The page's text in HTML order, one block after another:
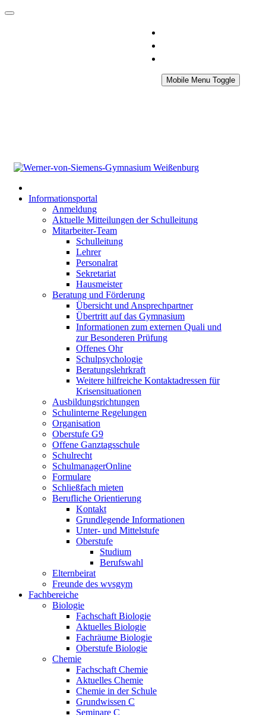
Mobile Menu Toggle
Informationsportal
Anmeldung
Aktuelle Mitteilungen der Schulleitung
Mitarbeiter-Team
Schulleitung
Lehrer
Personalrat
Sekretariat
Hausmeister
Beratung und Förderung
Übersicht und Ansprechpartner
Übertritt auf das Gymnasium
Informationen zum externen Quali und
zur Besonderen Prüfung
Offenes Ohr
Schulpsychologie
Beratungslehrkraft
Weitere hilfreiche Kontaktadressen für
Krisensituationen
Ausbildungsrichtungen
Schulinterne Regelungen
Organisation
Oberstufe G9
Offene Ganztagsschule
Schulrecht
SchulmanagerOnline
Formulare
Schließfach mieten
Berufliche Orientierung
Kontakt
Grundlegende Informationen
Unter- und Mittelstufe
Oberstufe
Studium
Berufswahl
Elternbeirat
Freunde des wvsgym
Fachbereiche
Biologie
Fachschaft Biologie
Aktuelles Biologie
Fachräume Biologie
Oberstufe Biologie
Chemie
Fachschaft Chemie
Aktuelles Chemie
Chemie in der Schule
Grundwissen C
Seminare C